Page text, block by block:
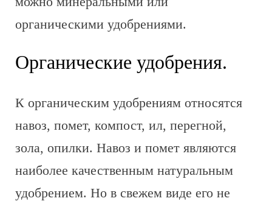
органическими удобрениями.
Органические удобрения.
К органическим удобрениям относятся
навоз, помет, компост, ил, перегной,
зола, опилки. Навоз и помет являются
наиболее качественным натуральным
удобрением. Но в свежем виде его не